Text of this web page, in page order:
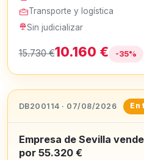
Transporte y logística
Sin judicializar
15.730 €10.160 € -35%
DB200114 · 07/08/2026
Empresa de Sevilla
por 55.320 €